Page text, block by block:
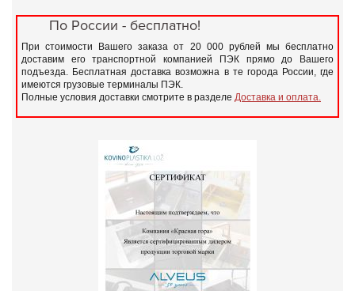
По России - бесплатно!
При стоимости Вашего заказа от 20 000 рублей мы бесплатно
доставим его транспортной компанией ПЭК прямо до Вашего
подъезда. Бесплатная доставка возможна в те города России, где
имеются грузовые терминалы ПЭК.
Полные условия доставки смотрите в разделе Доставка и оплата.